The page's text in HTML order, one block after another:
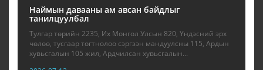
Наймын давааны ам авсан байдлыг
танилцуулбал
Тулгар төрийн 2235, Их Монгол Улсын 820, Үндэсний эрх
чөлөө, тусгаар тогтнолоо сэргээн мандуулсны 115, Ардын
хувьсгалын 105 жил, Ардчилсан хувьсгалын...